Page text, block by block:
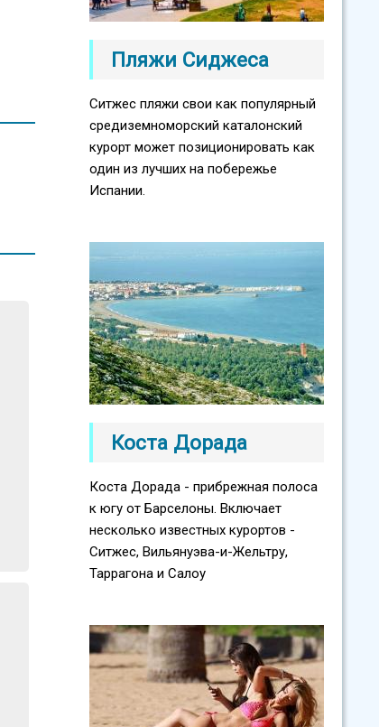
Пляжи Сиджеса
Ситжес пляжи свои как популярный
средиземноморский каталонский
курорт может позиционировать как
один из лучших на побережье
Испании.
Коста Дорада
Коста Дорада - прибрежная полоса
к югу от Барселоны. Включает
несколько известных курортов -
Ситжес, Вильянуэва-и-Жельтру,
Таррагона и Салоу